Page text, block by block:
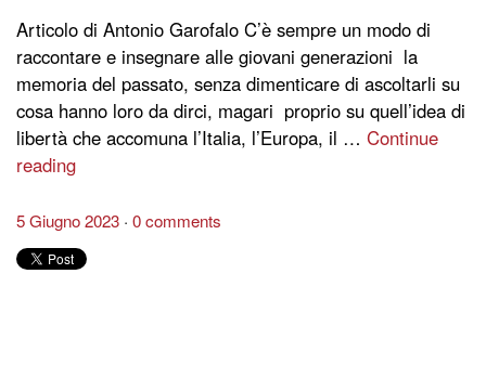
Articolo di Antonio Garofalo C’è sempre un modo di
raccontare e insegnare alle giovani generazioni la
memoria del passato, senza dimenticare di ascoltarli su
cosa hanno loro da dirci, magari proprio su quell’idea di
libertà che accomuna l’Italia, l’Europa, il … Continue
reading
5 Giugno 2023 0 comments